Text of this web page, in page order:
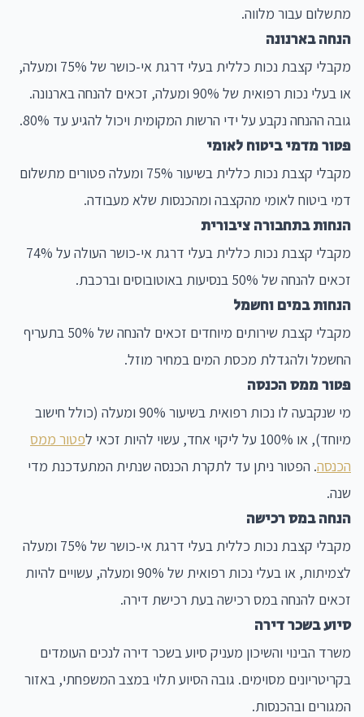
מתשלום עבור מלווה.
הנחה בארנונה
מקבלי קצבת נכות כללית בעלי דרגת אי-כושר של 75% ומעלה,
או בעלי נכות רפואית של 90% ומעלה, זכאים להנחה בארנונה.
גובה ההנחה נקבע על ידי הרשות המקומית ויכול להגיע עד 80%.
פטור מדמי ביטוח לאומי
מקבלי קצבת נכות כללית בשיעור 75% ומעלה פטורים מתשלום
דמי ביטוח לאומי מהקצבה ומהכנסות שלא מעבודה.
הנחות בתחבורה ציבורית
מקבלי קצבת נכות כללית בעלי דרגת אי-כושר העולה על 74%
זכאים להנחה של 50% בנסיעות באוטובוסים וברכבת.
הנחות במים וחשמל
מקבלי קצבת שירותים מיוחדים זכאים להנחה של 50% בתעריף
החשמל ולהגדלת מכסת המים במחיר מוזל.
פטור ממס הכנסה
מי שנקבעה לו נכות רפואית בשיעור 90% ומעלה (כולל חישוב
מיוחד), או 100% על ליקוי אחד, עשוי להיות זכאי ל
פטור ממס
הכנסה. הפטור ניתן עד לתקרת הכנסה שנתית המתעדכנת מדי
שנה.
הנחה במס רכישה
מקבלי קצבת נכות כללית בעלי דרגת אי-כושר של 75% ומעלה
לצמיתות, או בעלי נכות רפואית של 90% ומעלה, עשויים להיות
זכאים להנחה במס רכישה בעת רכישת דירה.
סיוע בשכר דירה
משרד הבינוי והשיכון מעניק סיוע בשכר דירה לנכים העומדים
בקריטריונים מסוימים. גובה הסיוע תלוי במצב המשפחתי, באזור
המגורים ובהכנסות.